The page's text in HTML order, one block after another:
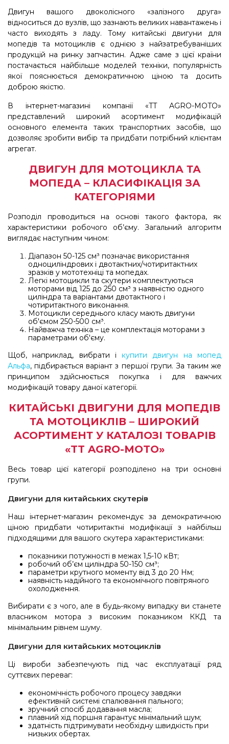
Двигун вашого двоколісного «залізного друга»
відноситься до вузлів, що зазнають великих навантажень і
часто виходять з ладу. Тому китайські двигуни для
мопедів та мотоциклів є однією з найзатребуваніших
продукцій на ринку запчастин. Адже саме з цієї країни
постачається найбільше моделей техніки, популярність
якої пояснюється демократичною ціною та досить
доброю якістю.
В інтернет-магазині компанії «TT AGRO-MOTO»
представлений широкий асортимент модифікацій
основного елемента таких транспортних засобів, що
дозволяє зробити вибір та придбати потрібний клієнтам
агрегат.
ДВИГУН ДЛЯ МОТОЦИКЛА ТА
МОПЕДА – КЛАСИФІКАЦІЯ ЗА
КАТЕГОРІЯМИ
Розподіл проводиться на основі такого фактора, як
характеристики робочого об’єму. Загальний алгоритм
виглядає наступним чином:
Діапазон 50-125 см³ позначає використання
одноциліндрових і двотактних/чотиритактних
зразків у мототехніці та мопедах.
Легкі мотоцикли та скутери комплектуються
моторами від 125 до 250 см³ з наявністю одного
циліндра та варіантами двотактного і
чотиритактного виконання.
Мотоцикли середнього класу мають двигуни
об'ємом 250-500 см³.
Найважча техніка – це комплектація моторами з
параметрами об'єму.
Щоб, наприклад, вибрати ікупити двигун на мопед
Альфа, підбирається варіант з першої групи. За таким же
принципом здійснюється покупка і для важчих
модифікацій товару даної категорії.
КИТАЙСЬКІ ДВИГУНИ ДЛЯ МОПЕДІВ
ТА МОТОЦИКЛІВ – ШИРОКИЙ
АСОРТИМЕНТ У КАТАЛОЗІ ТОВАРІВ
«TT AGRO-MOTO»
Весь товар цієї категорії розподілено на три основні
групи.
Двигуни для китайських скутерів
Наш інтернет-магазин рекомендує за демократичною
ціною придбати чотиритактні модифікації з найбільш
підходящими для вашого скутера характеристиками:
показники потужності в межах 1,5-10 кВт;
робочий об’єм циліндра 50-150 см³;
параметри крутного моменту від 3 до 20 Нм;
наявність надійного та економічного повітряного
охолодження.
Вибирати є з чого, але в будь-якому випадку ви станете
власником мотора з високим показником ККД та
мінімальним рівнем шуму.
Двигуни для китайських мотоциклів
Ці вироби забезпечують під час експлуатації ряд
суттєвих переваг:
економічність робочого процесу завдяки
ефективній системі спалювання пального;
зручний спосіб додавання масла;
плавний хід поршня гарантує мінімальний шум;
здатність підтримувати необхідну швидкість при
низьких обертах.